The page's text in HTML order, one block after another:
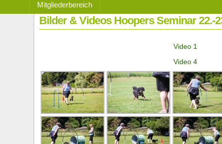
Mitgliederbereich
Bilder & Videos Hoopers Seminar 22.-
Video 1
Video 4